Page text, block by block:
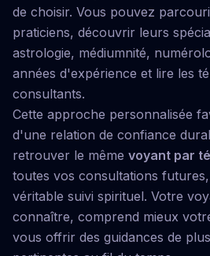
de choisir. Vous pouvez
praticiens, découvrir leurs
astrologie, médiumnité,
années d'expérience et lire les
consultants.
Cette approche personnalisée
d'une relation de confiance
retrouver le même voyant par
toutes vos consultations
véritable suivi spirituel. Votre
connaître, comprend mieux
vous offrir des guidances de